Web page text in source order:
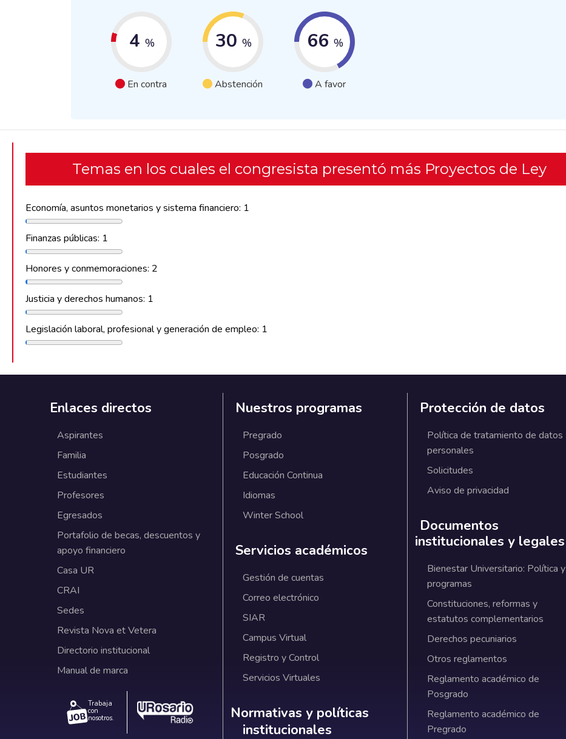
4 %
En contra
30 %
Abstención
66 %
A favor
Temas en los cuales el congresista presentó más Proyectos de Ley
Economía, asuntos monetarios y sistema financiero: 1
Finanzas públicas: 1
Honores y conmemoraciones: 2
Justicia y derechos humanos: 1
Legislación laboral, profesional y generación de empleo: 1
Enlaces directos
Aspirantes
Familia
Estudiantes
Profesores
Egresados
Portafolio de becas, descuentos y
apoyo financiero
Casa UR
CRAI
Sedes
Revista Nova et Vetera
Directorio institucional
Manual de marca
Trabaja
con
nosotros.
Nuestros programas
Pregrado
Posgrado
Educación Continua
Idiomas
Winter School
Servicios académicos
Gestión de cuentas
Correo electrónico
SIAR
Campus Virtual
Registro y Control
Servicios Virtuales
Normativas y políticas institucionales
Normativas y políticas
institucionales
Protección de datos
Política de tratamiento de datos
personales
Solicitudes
Aviso de privacidad
Documentos
institucionales y legales
Bienestar Universitario: Política y
programas
Constituciones, reformas y
estatutos complementarios
Derechos pecuniarios
Otros reglamentos
Reglamento académico de
Posgrado
Reglamento académico de
Pregrado